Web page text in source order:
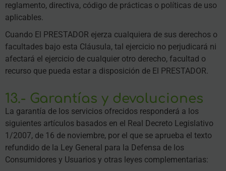
reglamento, directiva, código de prácticas o políticas de uso
aplicables.
Cuando El PRESTADOR ejerza cualquiera de sus derechos o
facultades bajo esta Cláusula, tal ejercicio no perjudicará ni
afectará el ejercicio de cualquier otro derecho, facultad o
recurso que pueda estar a disposición de El PRESTADOR.
13.- Garantías y devoluciones
La garantía de los servicios ofrecidos responderá a los
siguientes artículos basados en el Real Decreto Legislativo
1/2007, de 16 de noviembre, por el que se aprueba el texto
refundido de la Ley General para la Defensa de los
Consumidores y Usuarios y otras leyes complementarias: